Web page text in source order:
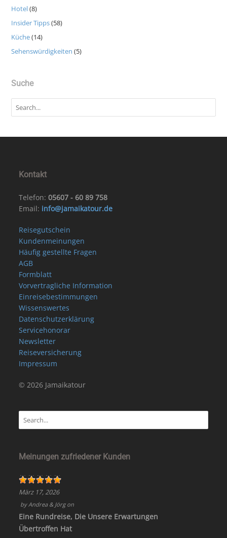
Hotel(8)
Insider Tipps(58)
Küche(14)
Sehenswürdigkeiten (5)
Suche
Kontakt
Telefon:05607 - 60 89 758
Email: info@jamaikatour.de
Reisegutschein
Kundenmeinungen
Häufig gestellte Fragen
AGB
Formblatt
Vorvertragliche Information
Einreisebestimmungen
Wissenswertes
Datenschutzerklärung
Servicehonorar
Newsletter
Reiseversicherung
Impressum
© 2026 Jamaikatour
Meinungen zufriedener Kunden
März 17, 2026
byAndrea & Jörgon
Eine Rundreise, Die Unsere Erwartungen
Übertroffen Hat